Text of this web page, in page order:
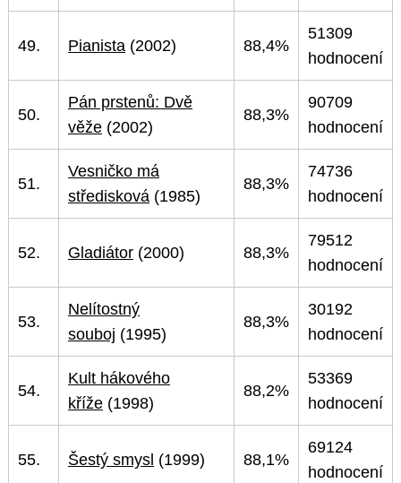
49. Pianista (2002) 88,4%
51309
hodnocení
50.
Pán prstenů: Dvě
věže (2002)
88,3%
90709
hodnocení
51.
Vesničko má
středisková (1985)
88,3%
74736
hodnocení
52. Gladiátor (2000) 88,3%
79512
hodnocení
53.
Nelítostný
souboj (1995)
88,3%
30192
hodnocení
54.
Kult hákového
kříže (1998)
88,2%
53369
hodnocení
55. Šestý smysl (1999) 88,1%
69124
hodnocení